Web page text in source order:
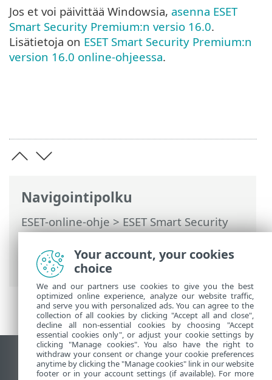
Navigointipolku
ESET-online-ohje>ESET Smart Security
Premium>ESET Smart Security Premium
Järjestelmävaatimukset > Vanhentunut
Microsoft Windows -versio
Jos et voi päivittää Windowsia, asenna ESET
Smart Security Premium:n versio 16.0.
Lisätietoja on ESET Smart Security Premium:n
version 16.0 online-ohjeessa.
Näytä tietokonesivusto
End of Life
Your account, your cookies
choice
We and our partners use cookies to give you the best
optimized online experience, analyze our website traffic,
and serve you with personalized ads. You can agree to the
collection of all cookies by clicking "Accept all and close",
decline all non-essential cookies by choosing "Accept
essential cookies only", or adjust your cookie settings by
clicking "Manage cookies". You also have the right to
withdraw your consent or change your cookie preferences
anytime by clicking the "Manage cookies" link in our website
footer or in your account settings (if available). For more